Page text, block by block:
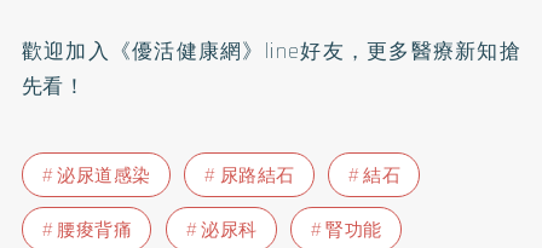
歡迎加入 《優活健康網》line好友 ，更多醫療新知搶
先看！
泌尿道感染 尿路結石
結石
腰痠背痛
泌尿科 腎功能